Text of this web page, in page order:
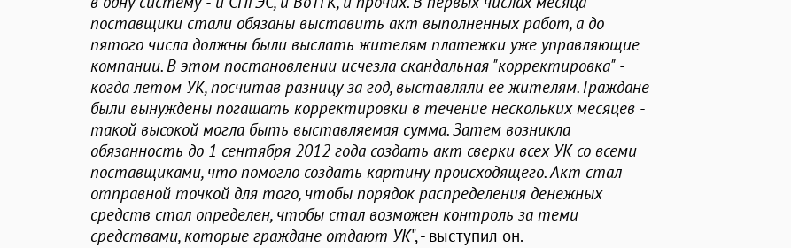
поставщики стали обязаны выставить акт выполненных работ, а до
пятого числа должны были выслать жителям платежки уже управляющие
компании. В этом постановлении исчезла скандальная "корректировка" -
когда летом УК, посчитав разницу за год, выставляли ее жителям. Граждане
были вынуждены погашать корректировки в течение нескольких месяцев -
такой высокой могла быть выставляемая сумма. Затем возникла
обязанность до 1 сентября 2012 года создать акт сверки всех УК со всеми
поставщиками, что помогло создать картину происходящего. Акт стал
отправной точкой для того, чтобы порядок распределения денежных
средств стал определен, чтобы стал возможен контроль за теми
средствами, которые граждане отдают УК", - выступил он.